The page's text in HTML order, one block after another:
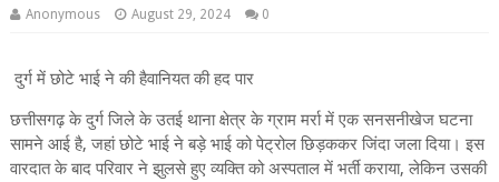
Anonymous August 29, 2024 0
दुर्ग में छोटे भाई ने की हैवानियत की हद पार
छत्तीसगढ़ के दुर्ग जिले के उतई थाना क्षेत्र के ग्राम मर्रा में एक सनसनीखेज घटना
सामने आई है, जहां छोटे भाई ने बड़े भाई को पेट्रोल छिड़ककर जिंदा जला दिया। इस
वारदात के बाद परिवार ने झुलसे हुए व्यक्ति को अस्पताल में भर्ती कराया, लेकिन उसकी